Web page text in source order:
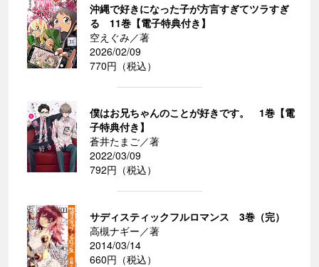
沖縄で好きになった子が方言すぎてツラすぎ
る 11巻【電子特典付き】
空えぐみ／著
2026/02/09
770円（税込）
僕はお兄ちゃんのことが好きです。 1巻【電
子特典付き】
蒼井たまご／著
2022/03/09
792円（税込）
サディスティックフルロマンス 3巻（完）
高槻ナギー／著
2014/03/14
660円（税込）